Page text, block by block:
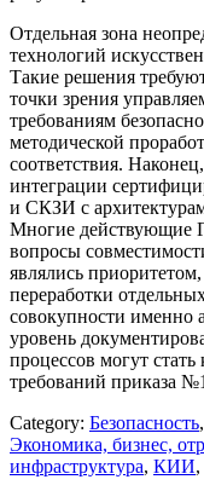
Отдельная зона
технологий
Такие решения
точки зрения
требованиям
методической
соответствия.
интеграции
и СКЗИ с
Многие действующие
вопросы
являлись
переработки
совокупности именно
уровень
процессов могут
требований приказа
Category: Безопасность,
Экономика, бизнес,
инфраструктура, КИИ,